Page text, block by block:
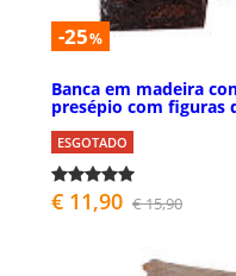
-25%
Banca em madeira
presépio com figuras
ESGOTADO
€ 11,90 € 15,90